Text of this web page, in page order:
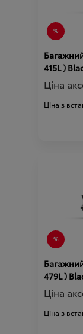
415L )
Ціна
Ціна з
479L )
Ціна
Ціна з